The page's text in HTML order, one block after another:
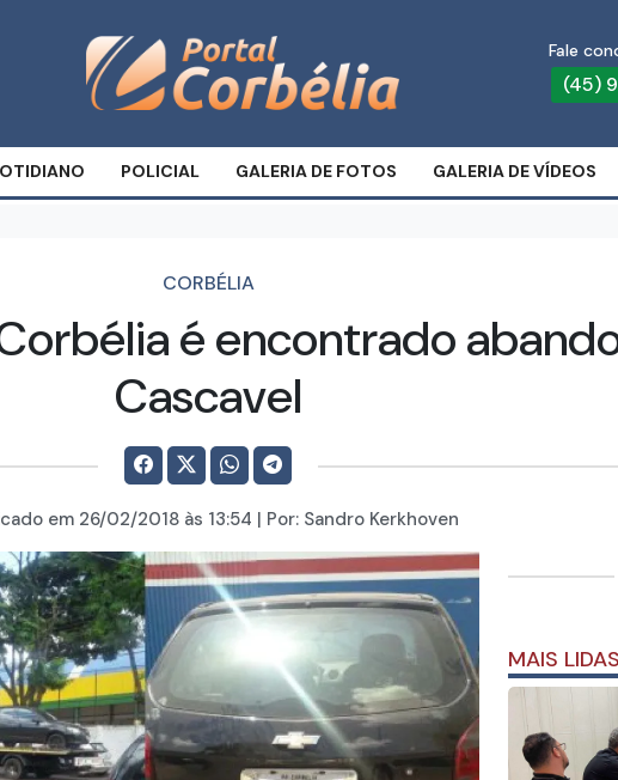
Fale
(45)
POLICIAL GALERIA DE FOTOS GALERIA DE VÍDEOS
CORBÉLIA
é encontrado
Cascavel
em 26/02/2018às 13:54 | Por: Sandro Kerkhoven
MAIS LIDAS